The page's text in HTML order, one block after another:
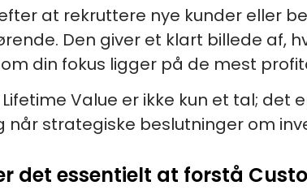
at rekruttere nye kunder eller
Den giver et klart billede af,
din fokus ligger på de mest
Value er ikke kun et tal;
når strategiske beslutninger om
det essentielt at forstå